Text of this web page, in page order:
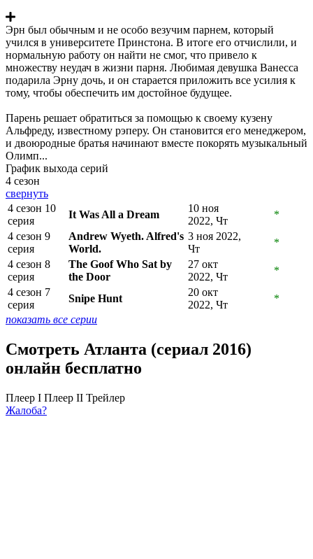
Эрн был обычным и не особо везучим парнем, который
учился в университете Принстона. В итоге его отчислили, и
нормальную работу он найти не смог, что привело к
множеству неудач в жизни парня. Любимая девушка Ванесса
подарила Эрну дочь, и он старается приложить все усилия к
тому, чтобы обеспечить им достойное будущее.
Парень решает обратиться за помощью к своему кузену
Альфреду, известному рэперу. Он становится его менеджером,
и двоюродные братья начинают вместе покорять музыкальный
Олимп...
График выхода серий
4 сезон
свернуть
4 сезон 10
серия
It Was All a Dream
10 ноя
2022, Чт
*
4 сезон 9
серия
Andrew Wyeth. Alfred's
World.
3 ноя 2022,
Чт
*
4 сезон 8
серия
The Goof Who Sat by
the Door
27 окт
2022, Чт
*
4 сезон 7
серия
Snipe Hunt
20 окт
2022, Чт
*
показать все серии
Смотреть Атланта (сериал 2016)
онлайн бесплатно
Плеер I Плеер II Трейлер
Жалоба?